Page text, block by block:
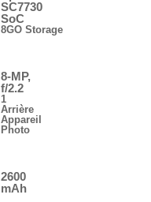
SC7730
SoC
8GO Storage
8-MP,
f/2.2
1
Arrière
Appareil
Photo
2600
mAh